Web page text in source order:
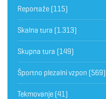
Reportaže (115)
Skalna tura (1.313)
Skupna tura (149)
Športno plezalni vzpon (569)
Tekmovanje (41)